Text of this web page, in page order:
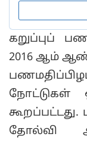
கறுப்புப்
2016 ஆம்
நோட்டுகள்
கூறப்பட்டது.
தோல்வி